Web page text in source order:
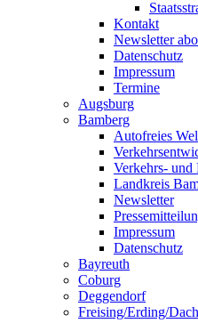
Kontakt
Newsletter
Datenschutz
Impressum
Termine
Augsburg
Bamberg
Autofreies
Verkehrs- und
Landkreis
Newsletter
Impressum
Datenschutz
Bayreuth
Coburg
Deggendorf
Freising/Erding/